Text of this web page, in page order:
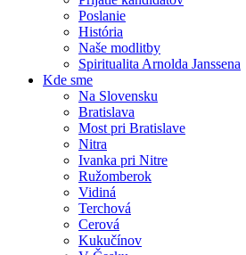
Poslanie
História
Naše modlitby
Spiritualita Arnolda Janssena
Kde sme
Na Slovensku
Bratislava
Most pri Bratislave
Nitra
Ivanka pri Nitre
Ružomberok
Vidiná
Terchová
Cerová
Kukučínov